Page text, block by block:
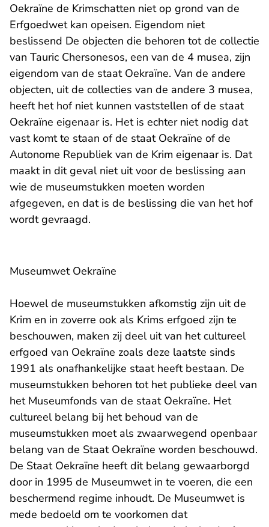
Oekraïne de Krimschatten niet op grond van de
Erfgoedwet kan opeisen. Eigendom niet
beslissend De objecten die behoren tot de collectie
van Tauric Chersonesos, een van de 4 musea, zijn
eigendom van de staat Oekraïne. Van de andere
objecten, uit de collecties van de andere 3 musea,
heeft het hof niet kunnen vaststellen of de staat
Oekraïne eigenaar is. Het is echter niet nodig dat
vast komt te staan of de staat Oekraïne of de
Autonome Republiek van de Krim eigenaar is. Dat
maakt in dit geval niet uit voor de beslissing aan
wie de museumstukken moeten worden
afgegeven, en dat is de beslissing die van het hof
wordt gevraagd.
Museumwet Oekraïne
Hoewel de museumstukken afkomstig zijn uit de
Krim en in zoverre ook als Krims erfgoed zijn te
beschouwen, maken zij deel uit van het cultureel
erfgoed van Oekraïne zoals deze laatste sinds
1991 als onafhankelijke staat heeft bestaan. De
museumstukken behoren tot het publieke deel van
het Museumfonds van de staat Oekraïne. Het
cultureel belang bij het behoud van de
museumstukken moet als zwaarwegend openbaar
belang van de Staat Oekraïne worden beschouwd.
De Staat Oekraïne heeft dit belang gewaarborgd
door in 1995 de Museumwet in te voeren, die een
beschermend regime inhoudt. De Museumwet is
mede bedoeld om te voorkomen dat